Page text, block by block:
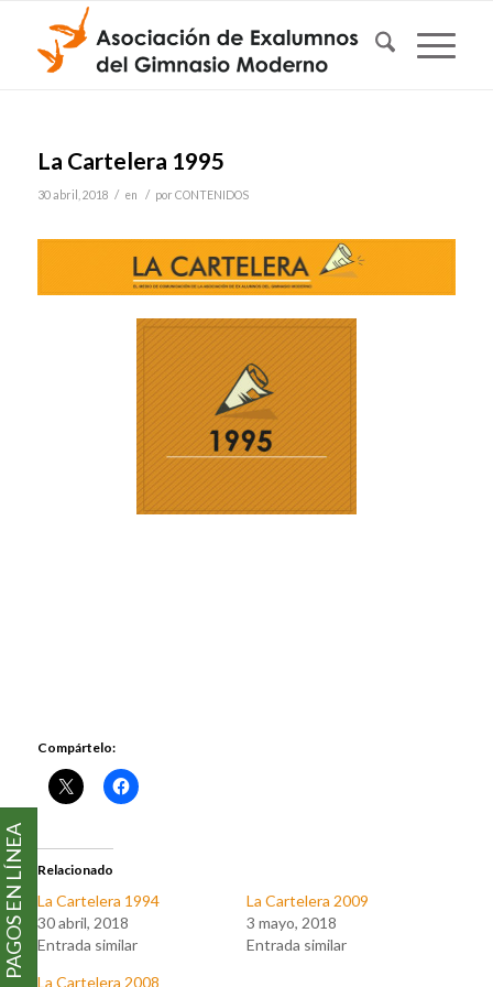
La Cartelera 1995
30 abril, 2018 / en / por CONTENIDOS
Compártelo:
Relacionado
La Cartelera 1994
30 abril, 2018
Entrada similar
La Cartelera 2009
3 mayo, 2018
Entrada similar
La Cartelera 2008
PAGOS EN LÍNEA